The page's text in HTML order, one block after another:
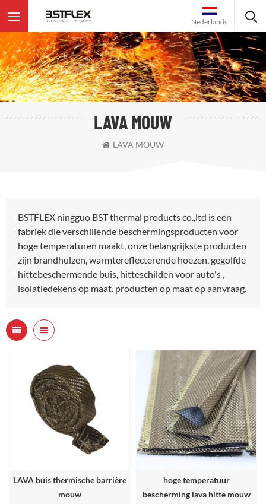
Nederlands
LAVA MOUW
LAVA MOUW
BSTFLEX ningguo BST thermal products co.,ltd is een
fabriek die verschillende beschermingsproducten voor
hoge temperaturen maakt, onze belangrijkste producten
zijn brandhulzen, warmtereflecterende hoezen, gegolfde
hittebeschermende buis, hitteschilden voor auto's ,
isolatiedekens op maat. producten op maat op aanvraag.
LAVA buis thermische barrière
mouw
hoge temperatuur
bescherming lava hitte mouw